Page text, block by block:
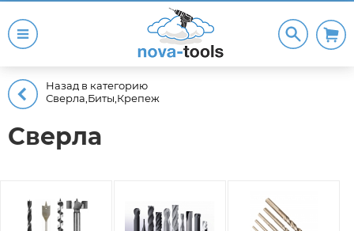
Назад в категорию
Сверла,Биты,Крепеж
Сверла